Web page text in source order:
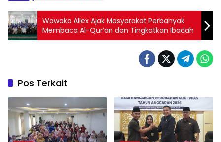
Wawako Allex Ajak Masyarakat Perbanyak
Membaca Al-Qur’an dan Tingkatkan Ibadah
Pos Terkait